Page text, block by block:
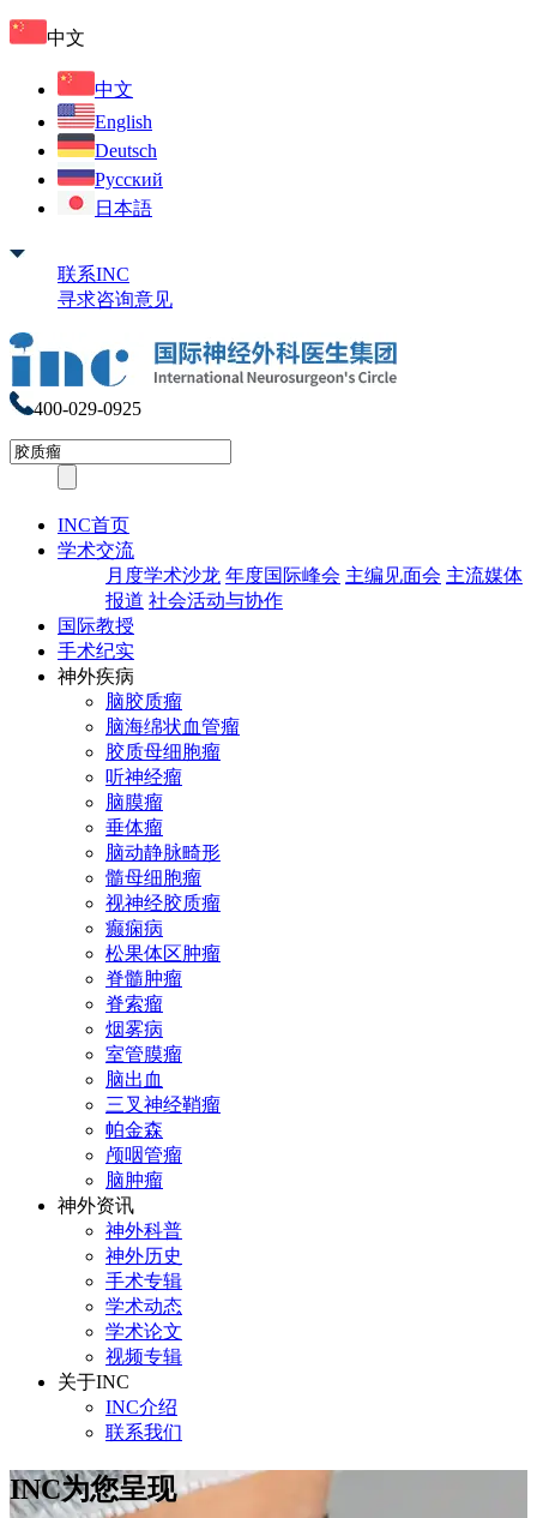
中文
中文
English
Deutsch
Русский
日本語
联系INC
寻求咨询意见
400-029-0925
INC首页
学术交流
月度学术沙龙 年度国际峰会 主编见面会 主流媒体
报道 社会活动与协作
国际教授
手术纪实
神外疾病
脑胶质瘤
脑海绵状血管瘤
胶质母细胞瘤
听神经瘤
脑膜瘤
垂体瘤
脑动静脉畸形
髓母细胞瘤
视神经胶质瘤
癫痫病
松果体区肿瘤
脊髓肿瘤
脊索瘤
烟雾病
室管膜瘤
脑出血
三叉神经鞘瘤
帕金森
颅咽管瘤
脑肿瘤
神外资讯
神外科普
神外历史
手术专辑
学术动态
学术论文
视频专辑
关于INC
INC介绍
联系我们
INC为您呈现